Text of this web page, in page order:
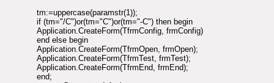
tm:=uppercase(paramstr(1));
if (tm="/C")or(tm="C")or(tm="-C") then begin
Application.CreateForm(TfrmConfig, frmConfig)
end else begin
Application.CreateForm(TfrmOpen, frmOpen);
Application.CreateForm(TfrmTest, frmTest);
Application.CreateForm(TfrmEnd, frmEnd);
end;